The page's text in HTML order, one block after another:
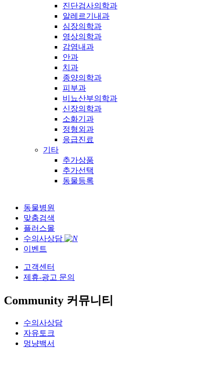
진단검사의학과
알레르기내과
심장의학과
영상의학과
감염내과
안과
치과
종양의학과
피부과
비뇨산부의학과
신장의학과
소화기과
정형외과
응급진료
기타
추가상품
추가선택
동물등록
동물병원
맞춤검색
플러스몰
수의사상담
이벤트
고객센터
제휴-광고 문의
Community 커뮤니티
수의사상담
자유토크
멍냥백서